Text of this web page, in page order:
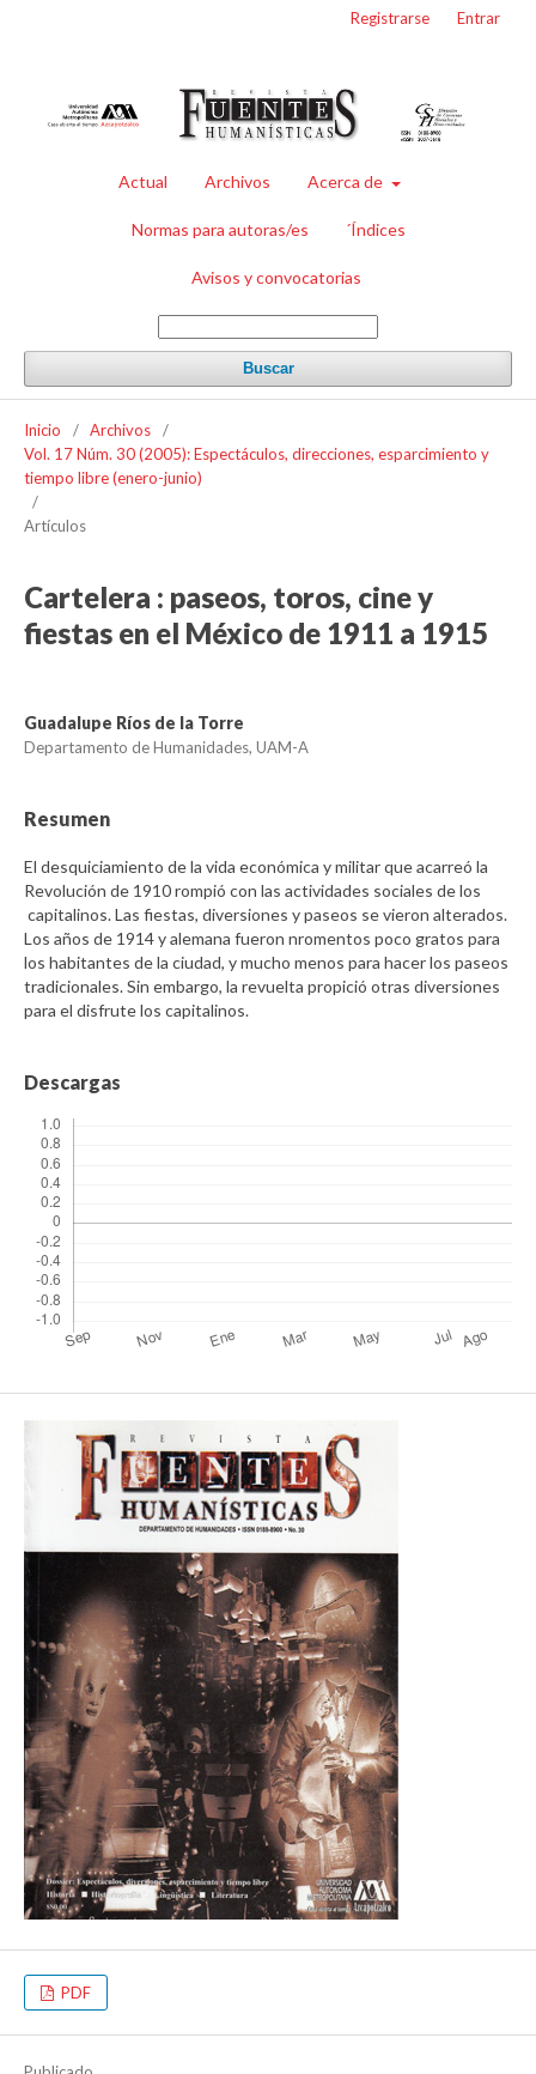
Actual Archivos Acerca de
Normas para autoras/es ´Índices
Avisos y convocatorias
Buscar
Registrarse Entrar
Inicio / Archivos
/
Vol. 17 Núm. 30 (2005): Espectáculos, direcciones, esparcimiento y
tiempo libre (enero-junio)
/
Artículos
Cartelera : paseos, toros, cine y
fiestas en el México de 1911 a 1915
Guadalupe Ríos de la Torre
Departamento de Humanidades, UAM-A
Resumen
El desquiciamiento de la vida económica y militar que acarreó la
Revolución de 1910 rompió con las actividades sociales de los
capitalinos. Las fiestas, diversiones y paseos se vieron alterados.
Los años de 1914 y alemana fueron nromentos poco gratos para
los habitantes de la ciudad, y mucho menos para hacer los paseos
tradicionales. Sin embargo, la revuelta propició otras diversiones
para el disfrute los capitalinos.
Descargas
PDF